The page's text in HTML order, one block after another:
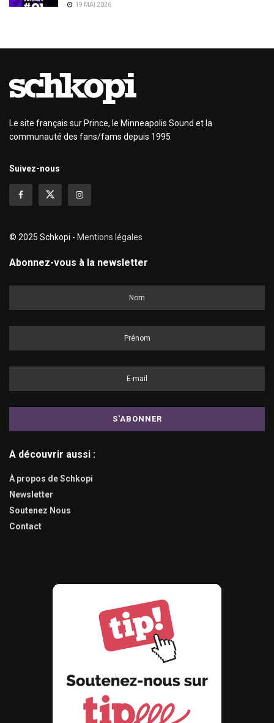
19 MAI 2026
Le site français sur Prince, le Minneapolis Sound et la
communauté des fans/fams depuis 1995
Suivez-nous
© 2025 Schkopi - Mentions légales
Abonnez-vous à la newsletter
A découvrir aussi :
À propos de Schkopi
Newsletter
Soutenez Nous
Contact